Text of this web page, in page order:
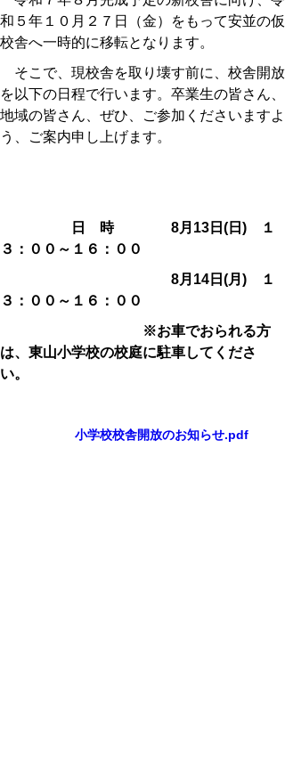
和５年１０月２７日（金）をもって安並の仮
校舎へ一時的に移転となります。
そこで、現校舎を取り壊す前に、校舎開放
を以下の日程で行います。卒業生の皆さん、
地域の皆さん、ぜひ、ご参加くださいますよ
う、ご案内申し上げます。
日 時 8月13日(日) １
３：００～１６：００
8月14日(月) １
３：００～１６：００
※お車でおられる方
は、東山小学校の校庭に駐車してくださ
い。
小学校校舎開放のお知らせ.pdf